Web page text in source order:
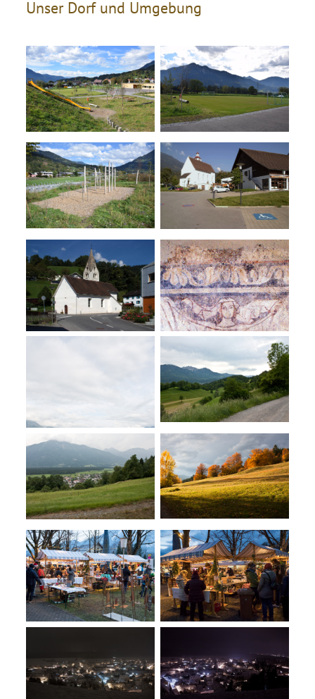
Unser Dorf und Umgebung